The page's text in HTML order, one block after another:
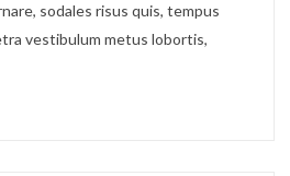
sodales risus quis, tempus
vestibulum metus lobortis,